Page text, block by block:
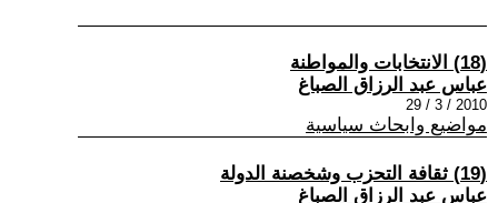
(18) الانتخابات والمواطنة
عباس عبد الرزاق الصباغ
2010 / 3 / 29
مواضيع وابحاث سياسية
(19) ثقافة التحزب وشخصنة الدولة
عباس عبد الرزاق الصباغ